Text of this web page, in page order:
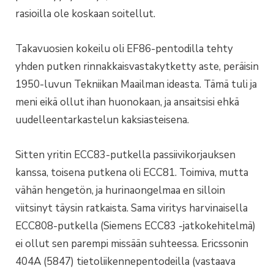
rasioilla ole koskaan soitellut.
Takavuosien kokeilu oli EF86-pentodilla tehty
yhden putken rinnakkaisvastakytketty aste, peräisin
1950-luvun Tekniikan Maailman ideasta. Tämä tuli ja
meni eikä ollut ihan huonokaan, ja ansaitsisi ehkä
uudelleentarkastelun kaksiasteisena.
Sitten yritin ECC83-putkella passiivikorjauksen
kanssa, toisena putkena oli ECC81. Toimiva, mutta
vähän hengetön, ja hurinaongelmaa en silloin
viitsinyt täysin ratkaista. Sama viritys harvinaisella
ECC808-putkella (Siemens ECC83 -jatkokehitelmä)
ei ollut sen parempi missään suhteessa. Ericssonin
404A (5847) tietoliikennepentodeilla (vastaava